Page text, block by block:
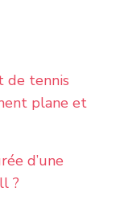
de tennis
plane et
d’une
?